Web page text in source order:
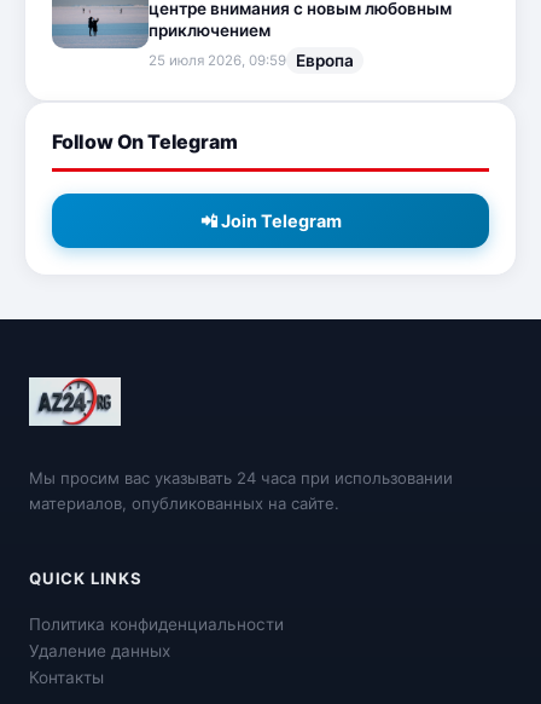
центре внимания с новым любовным
приключением
25 июля 2026, 09:59 Европа
Follow On Telegram
📲 Join Telegram
Мы просим вас указывать 24 часа при использовании
материалов, опубликованных на сайте.
QUICK LINKS
Политика конфиденциальности
Удаление данных
Контакты